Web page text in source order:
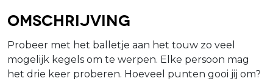
Omschrijving
Probeer met het balletje aan het touw zo veel
mogelijk kegels om te werpen. Elke persoon mag
het drie keer proberen. Hoeveel punten gooi jij om?